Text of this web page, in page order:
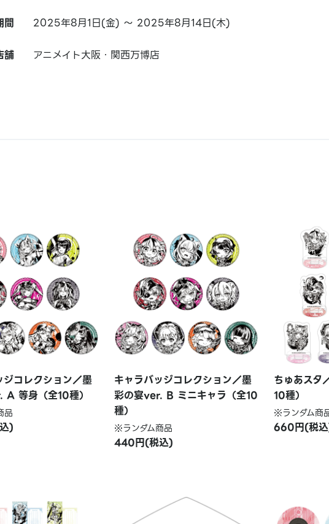
間 2025年8月1日(金) ～ 2025年8月14日(木)
舗 アニメイト大阪・関西万博店
ジコレクション／墨
等身（全10種）
品
)
キャラバッジコレクション／墨
彩の宴ver. B ミニキャラ（全10
種）
※ランダム商品
440円(税込)
ちゅあスタ
10種）
※ランダム商
660円(税